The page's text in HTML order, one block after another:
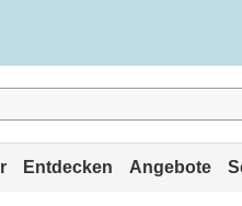
Entdecken Angebote